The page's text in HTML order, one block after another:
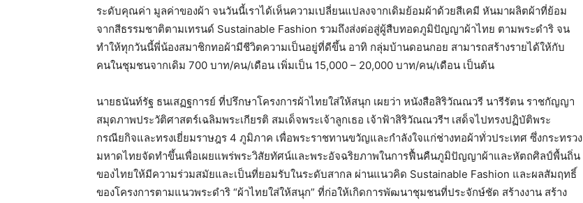
ระดับคุณค่า มูลค่าของผ้า จนวันนี้เราได้เห็นความเปลี่ยนแปลงจากเดิมย้อมผ้าด้วยสีเคมี หันมาผลิตผ้าที่ย้อม
จากสีธรรมชาติตามเทรนด์ Sustainable Fashion รวมถึงส่งต่อสู่ผู้สืบทอดภูมิปัญญาผ้าไทย ตามพระดำริ จน
ทำให้ทุกวันนี้พี่น้องสมาชิกทอผ้ามีชีวิตความเป็นอยู่ที่ดีขึ้น อาทิ กลุ่มบ้านดอนกอย สามารถสร้างรายได้ให้กับ
คนในชุมชนจากเดิม 700 บาท/คน/เดือน เพิ่มเป็น 15,000 – 20,000 บาท/คน/เดือน เป็นต้น
นายธนันท์รัฐ ธนเสฏฐการย์ ที่ปรึกษาโครงการผ้าไทยใส่ให้สนุก เผยว่า หนังสือสิริวัณณวรี นารีรัตน ราชกัญญา
สมุดภาพประวัติศาสตร์เฉลิมพระเกียรติ สมเด็จพระเจ้าลูกเธอ เจ้าฟ้าสิริวัณณวรีฯ เสด็จไปทรงปฏิบัติพระ
กรณียกิจและทรงเยี่ยมราษฎร 4 ภูมิภาค เพื่อพระราชทานขวัญและกำลังใจแก่ช่างทอผ้าทั่วประเทศ ซึ่งกระทรวง
มหาดไทยจัดทำขึ้นเพื่อเผยแพร่พระวิสัยทัศน์และพระอัจฉริยภาพในการฟื้นคืนภูมิปัญญาผ้าและหัตถศิลป์พื้นถิ่น
ของไทยให้มีความร่วมสมัยและเป็นที่ยอมรับในระดับสากล ผ่านแนวคิด Sustainable Fashion และผลสัมฤทธิ์
ของโครงการตามแนวพระดำริ “ผ้าไทยใส่ให้สนุก” ที่ก่อให้เกิดการพัฒนาชุมชนที่ประจักษ์ชัด สร้างงาน สร้าง